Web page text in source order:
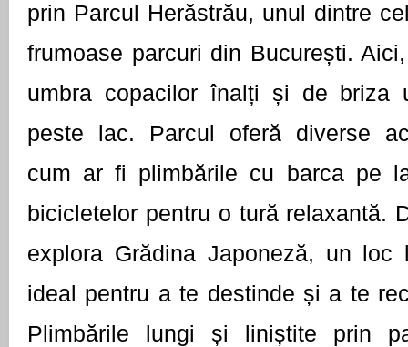
prin Parcul Herăstrău, unul dintre
frumoase parcuri din București.
umbra copacilor înalți și de briza
peste lac. Parcul oferă diverse
cum ar fi plimbările cu barca pe
bicicletelor pentru o tură relaxantă.
explora Grădina Japoneză, un loc
ideal pentru a te destinde și a te
Plimbările lungi și liniștite prin